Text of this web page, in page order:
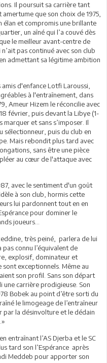
Il poursuit sa carrière tant
que son choix de 1975,
élan et compromis une brillante
un aîné qui l’a couvé dès
le meilleur avant-centre de
pas continué avec son club
admettant sa légitime ambition
d'enfance Lotfi Laroussi,
à l'entraînement, dans
Ameur Hizem le réconcilie avec
février, puis devant la Libye (1-
marquer et sans s’imposer. Il
sélectionneur, puis du club en
Mais rebondit plus tard avec
sans être une pièce
au cœur de l'attaque avec
avec le sentiment d'un goût
à son club, hormis cette
lui pardonnent tout en en
pour dominer le
joueurs...
très peiné, parlera de lui
connu l’équivalent de
explosif, dominateur et
exceptionnels. Même au
son profil. Sans son départ
une carrière prodigieuse. Son
Bobek au point d’être sorti du
le limogeage de l’entraîneur
par la désinvolture et le dédain
entraînant l’AS Djerba et le SC
tard son l’Espérance après
Meddeb pour apporter son